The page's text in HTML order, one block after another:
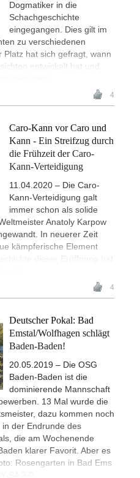
Dogmatiker in die
Schachgeschichte
eingegangen. Dies gilt im
zu verschiedenen
Platz hat sich gefragt, wann
entwickelt hat und
4
Caro-Kann vor Caro und
Kann - Ein Streifzug durch
die Frühzeit der Caro-
Kann-Verteidigung
11.04.2020 – Die Caro-
Kann-Verteidigung galt
immer schon als solide
Anatoly Karpow
In neuerer Zeit
kämpferische Element
dieser Eröffnung hat
4
Deutscher Pokal: Bad
Emstal/Wolfhagen schlägt
Baden-Baden!
20.05.2019 – Die OSG
Baden-Baden ist die
dominierende Mannschaft
13 Mal wurde die
dazu kommen noch
der Endrunde des
die am Wochenende
klarer Favorit. Aber es
Rosengarten in Bad Ems